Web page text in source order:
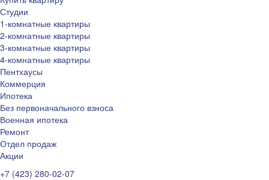
Студии
1-комнатные квартиры
2-комнатные квартиры
3-комнатные квартиры
4-комнатные квартиры
Пентхаусы
Коммерция
Ипотека
Без первоначального взноса
Военная ипотека
Ремонт
Отдел продаж
Акции
+7 (423) 280-02-07